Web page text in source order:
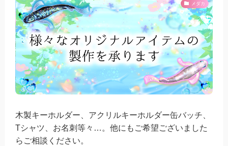
メダカ
木製キーホルダー、アクリルキーホルダー缶バッチ、
Tシャツ、お名刺等々…。他にもご希望ございました
らご相談ください。